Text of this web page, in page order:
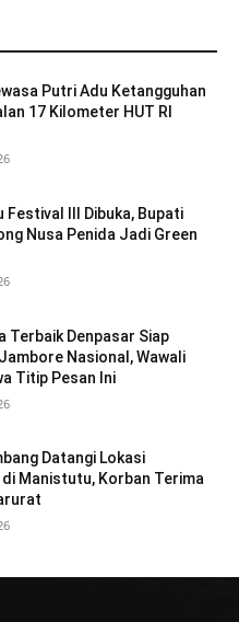
Putri Adu Ketangguhan
17 Kilometer HUT RI
Festival III Dibuka, Bupati
Nusa Penida Jadi Green
Terbaik Denpasar Siap
Nasional, Wawali
Titip Pesan Ini
Datangi Lokasi
di Manistutu, Korban Terima